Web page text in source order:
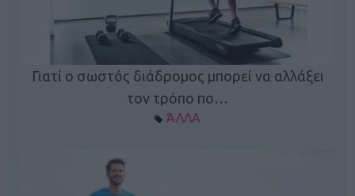
Γιατί ο σωστός διάδρομος μπορεί να αλλάξει
τον τρόπο πο…
ΆΛΛΑ